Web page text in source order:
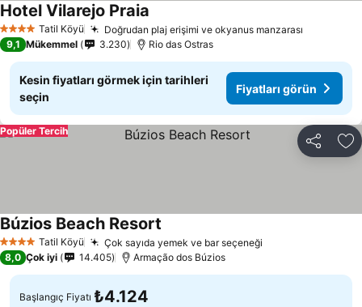
4 Yıldız Tatil Köyü Doğrudan plaj erişimi ve okyanus manzarası
Hotel Vilarejo Praia
9,1 Mükemmel 3.230 Rio das Ostras
Kesin fiyatları görmek için tarihleri
seçin
Fiyatları görün
Paylaş
Popüler Tercih
4 Yıldız Tatil Köyü Çok sayıda yemek ve bar seçeneği
Búzios Beach Resort
8,0 Çok iyi 14.405 Armação dos Búzios
Başlangıç Fiyatı ₺4.124